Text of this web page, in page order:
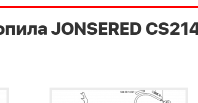
JONSERED